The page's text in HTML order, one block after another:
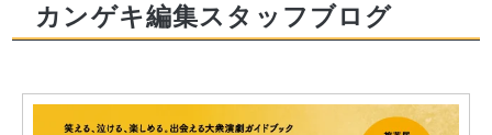
カンゲキ編集スタッフブログ